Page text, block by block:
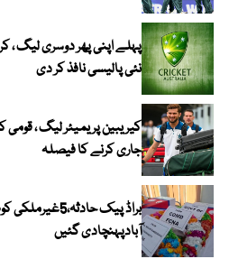
پہلے اپنی پھر دوسری لیگ ،
نئی پالیسی نافذ کر دی
جاری کرنے کا فیصلہ
براڈ پیک
آبادپہنچادی گئیں